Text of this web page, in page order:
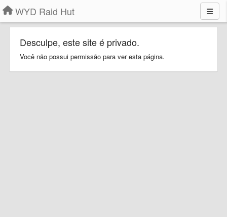
WYD Raid Hut
Desculpe, este site é privado.
Você não possui permissão para ver esta página.